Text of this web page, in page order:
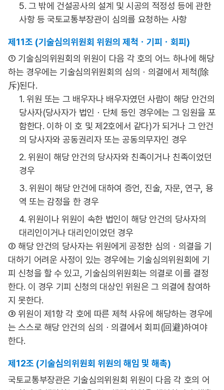
5. 그 밖에 건설공사의 설계 및 시공의 적정성 등에 관한
사항 등 국토교통부장관이 심의를 요청하는 사항
제11조 (기술심의위원회 위원의 제척ㆍ기피ㆍ회피)
① 기술심의위원회의 위원이 다음 각 호의 어느 하나에 해당
하는 경우에는 기술심의위원회의 심의ㆍ의결에서 제척(除
斥)된다.
1. 위원 또는 그 배우자나 배우자였던 사람이 해당 안건의
당사자(당사자가 법인ㆍ단체 등인 경우에는 그 임원을 포
함한다. 이하 이 호 및 제2호에서 같다)가 되거나 그 안건
의 당사자와 공동권리자 또는 공동의무자인 경우
2. 위원이 해당 안건의 당사자와 친족이거나 친족이었던
경우
3. 위원이 해당 안건에 대하여 증언, 진술, 자문, 연구, 용
역 또는 감정을 한 경우
4. 위원이나 위원이 속한 법인이 해당 안건의 당사자의
대리인이거나 대리인이었던 경우
② 해당 안건의 당사자는 위원에게 공정한 심의ㆍ의결을 기
대하기 어려운 사정이 있는 경우에는 기술심의위원회에 기
피 신청을 할 수 있고, 기술심의위원회는 의결로 이를 결정
한다. 이 경우 기피 신청의 대상인 위원은 그 의결에 참여하
지 못한다.
③ 위원이 제1항 각 호에 따른 제척 사유에 해당하는 경우에
는 스스로 해당 안건의 심의ㆍ의결에서 회피(回避)하여야
한다.
제12조 (기술심의위원회 위원의 해임 및 해촉)
국토교통부장관은 기술심의위원회 위원이 다음 각 호의 어